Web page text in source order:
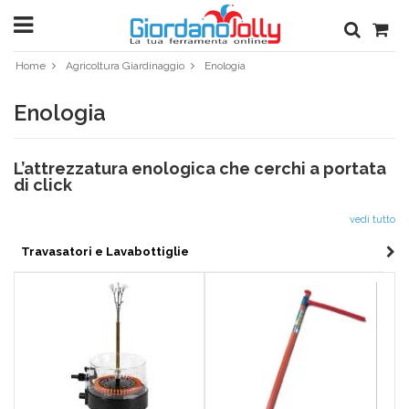
Home Agricoltura Giardinaggio Enologia
Enologia
L’attrezzatura enologica che cerchi a portata
di click
per la produzione di vino è fondamentale per assicurarsi un buon
risultato finale. Esistono molti negozi in cui acquistare le attrezzature
per enologia di cui hai bisogno per realizzare il tuo vino o per disporre
dei pezzi di ricambio di cui hai bisogno per riportarle allo stato di
funzionamento ottimale; è anche vero però che i negozi fisici che
vendono articoli di questa tipologia, ad eccezione di quelli
specializzati, presentano una gamma di prodotti ristretta tra cui
scegliere, limitando le tue valutazioni riguardanti l’alternativa più
adatta alle tue specifiche esigenze. Sfoglia la nostra sezione
interamente dedicata alle attrezzature enologiche: nel nostro catalogo
troverai pompe manuali, travasatori e lavabottiglie, per fornirti tutti i
vedi tutto
Travasatori e Lavabottiglie